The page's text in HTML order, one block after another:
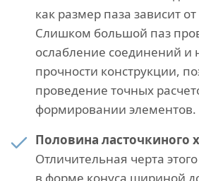
как размер паза зависит
Слишком большой паз
ослабление соединений и
прочности конструкции,
проведение точных
формировании элементов.
Половина ласточкиного
Отличительная черта